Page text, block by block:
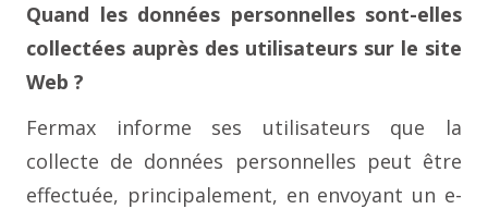
Quand les données personnelles sont-elles
collectées auprès des utilisateurs sur le site
Web ?
Fermax informe ses utilisateurs que la
collecte de données personnelles peut être
effectuée, principalement, en envoyant un e-